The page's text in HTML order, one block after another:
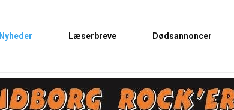
Nyheder Læserbreve Dødsannoncer